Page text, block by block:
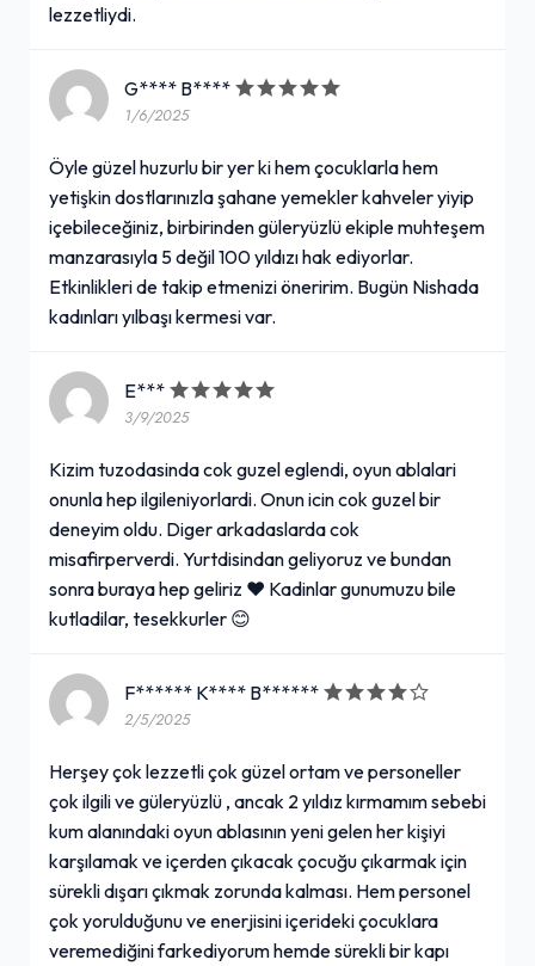
lezzetliydi.
G**** B****
1/6/2025
Öyle güzel huzurlu bir yer ki hem çocuklarla hem
yetişkin dostlarınızla şahane yemekler kahveler yiyip
içebileceğiniz, birbirinden güleryüzlü ekiple muhteşem
manzarasıyla 5 değil 100 yıldızı hak ediyorlar.
Etkinlikleri de takip etmenizi öneririm. Bugün Nishada
kadınları yılbaşı kermesi var.
E***
3/9/2025
Kizim tuzodasinda cok guzel eglendi, oyun ablalari
onunla hep ilgileniyorlardi. Onun icin cok guzel bir
deneyim oldu. Diger arkadaslarda cok
misafirperverdi. Yurtdisindan geliyoruz ve bundan
sonra buraya hep geliriz ❤️ Kadinlar gunumuzu bile
kutladilar, tesekkurler 😊
F****** K**** B******
2/5/2025
Herşey çok lezzetli çok güzel ortam ve personeller
çok ilgili ve güleryüzlü , ancak 2 yıldız kırmamım sebebi
kum alanındaki oyun ablasının yeni gelen her kişiyi
karşılamak ve içerden çıkacak çocuğu çıkarmak için
sürekli dışarı çıkmak zorunda kalması. Hem personel
çok yorulduğunu ve enerjisini içerideki çocuklara
veremediğini farkediyorum hemde sürekli bir kapı